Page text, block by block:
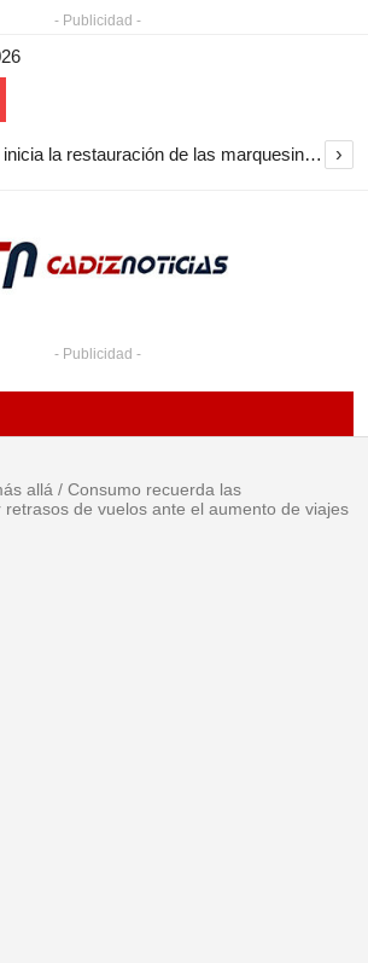
- Publicidad -
El Ayuntamiento inicia la restauración de las marquesinas de Plaza Esteve para volver a instalarlas en el centro de Jerez ›
- Publicidad -
allá / Consumo recuerda las
de vuelos ante el aumento de viajes